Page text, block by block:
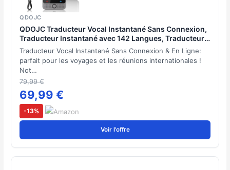
QDOJC
QDOJC Traducteur Vocal Instantané Sans Connexion,
Traducteur Instantané avec 142 Langues, Traducteur
Vocal Instantané Sans Wifi avec 19 Langues, Durable
AI Translator avec batterie 2000 mAh
Traducteur Vocal Instantané Sans Connexion & En Ligne:
parfait pour les voyages et les réunions internationales !
Not…
79,99 €
69,99 €
-13%
Voir l'offre